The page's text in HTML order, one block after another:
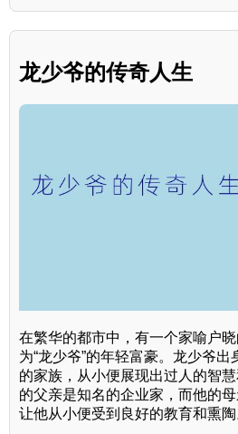
龙少爷的传奇人生
在繁华的都市中，有一个家喻户
为“龙少爷”的年轻富豪。龙少爷
的家族，从小便展现出过人的智
的父亲是知名的企业家，而他的
让他从小便受到良好的教育和熏陶